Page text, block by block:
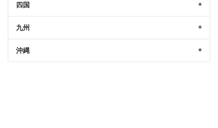
四国
九州
沖縄